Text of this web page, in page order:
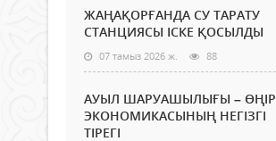
ЖАҢАҚОРҒАНДА СУ ТАРАТУ
СТАНЦИЯСЫ ІСКЕ ҚОСЫЛДЫ
07 тамыз 2026 ж. 88
АУЫЛ ШАРУАШЫЛЫҒЫ – ӨҢІР
ЭКОНОМИКАСЫНЫҢ НЕГІЗГІ
ТІРЕГІ